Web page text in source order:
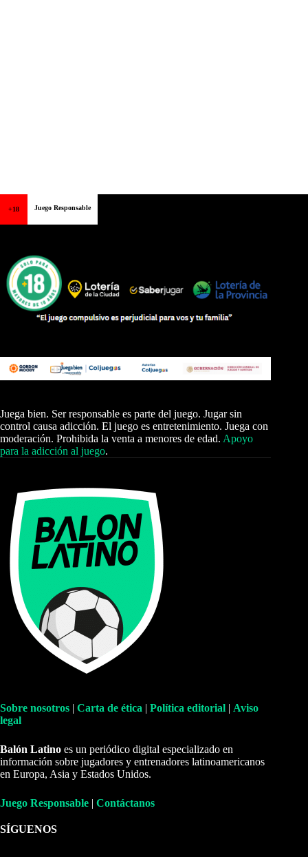
+18 Juego Responsable
Juega bien. Ser responsable es parte del juego. Jugar sin
control causa adicción. El juego es entretenimiento. Juega con
moderación. Prohibida la venta a menores de edad. Apoyo
para la adicción al juego.
Sobre nosotros | Carta de ética | Política editorial | Aviso
legal
Balón Latino es un periódico digital especializado en
información sobre jugadores y entrenadores latinoamericanos
en Europa, Asia y Estados Unidos.
Juego Responsable | Contáctanos
SÍGUENOS